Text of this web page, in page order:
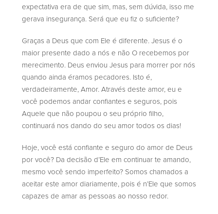
expectativa era de que sim, mas, sem dúvida, isso me
gerava insegurança. Será que eu fiz o suficiente?
Graças a Deus que com Ele é diferente. Jesus é o
maior presente dado a nós e não O recebemos por
merecimento. Deus enviou Jesus para morrer por nós
quando ainda éramos pecadores. Isto é,
verdadeiramente, Amor. Através deste amor, eu e
você podemos andar confiantes e seguros, pois
Aquele que não poupou o seu próprio filho,
continuará nos dando do seu amor todos os dias!
Hoje, você está confiante e seguro do amor de Deus
por você? Da decisão d’Ele em continuar te amando,
mesmo você sendo imperfeito? Somos chamados a
aceitar este amor diariamente, pois é n’Ele que somos
capazes de amar as pessoas ao nosso redor.